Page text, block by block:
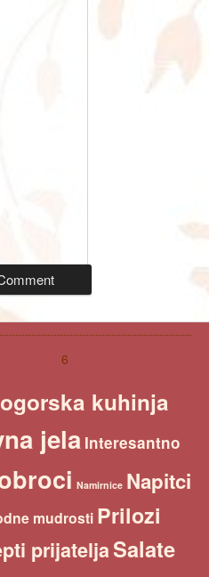
6
kuhinja
jela Interesantno
Namirnice Napitci
mudrosti Prilozi
prijateljaSalate